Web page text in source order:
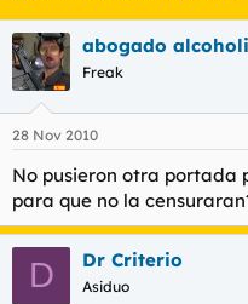
i
c
i
a
d
o
d
e
l
t
e
m
h
e
i
c
i
abogado
Freak
28 Nov 2010
No pusieron otra portada
para que no la
D Dr Criterio
Asiduo